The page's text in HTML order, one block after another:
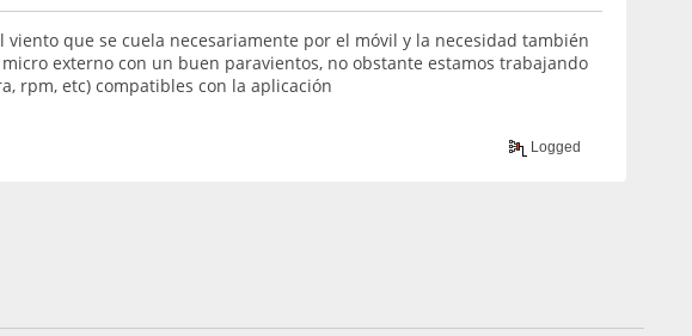
que se cuela necesariamente por el móvil y la necesidad también
externo con un buen paravientos, no obstante estamos trabajando
rpm, etc) compatibles con la aplicación
Logged